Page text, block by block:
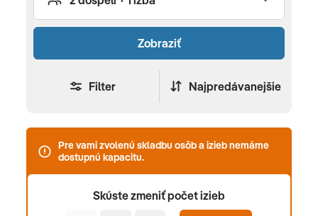
Pre vami zvolenú skladbu osôb a izieb nemáme
dostupnú kapacitu.
Skúste zmeniť počet izieb
Zobraziť
Filter Najpredávanejšie